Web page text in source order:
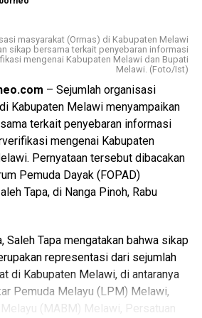
Bengkayang,” katanya.
saat ini menaungi sembilan
(OKP) yang terus didorong agar
kegiatan kemasyarakatan dan
melalui program-program yang
menyiapkan tiga agenda utama
organisasi kepemudaan,
bagi pemuda, serta
Pemuda pada 28 Oktober
tersebut, KNPI Bengkayang
pemerintah, aparat keamanan, dan
semakin kuat sehingga pemuda
pembangunan, menjaga
dalam mewujudkan
masyarakat (Ormas) di Kabupaten Melawi
sikap bersama terkait penyebaran informasi
mengenai Kabupaten Melawi dan Bupati
Melawi. (Foto/Ist)
– Sejumlah organisasi
Kabupaten Melawi menyampaikan
terkait penyebaran informasi
mengenai Kabupaten
Pernyataan tersebut dibacakan
Pemuda Dayak (FOPAD)
Tapa, di Nanga Pinoh, Rabu
Saleh Tapa mengatakan bahwa sikap
representasi dari sejumlah
di Kabupaten Melawi, di antaranya
Pemuda Melayu (LPM) Melawi,
(MABM) Melawi, Persatuan